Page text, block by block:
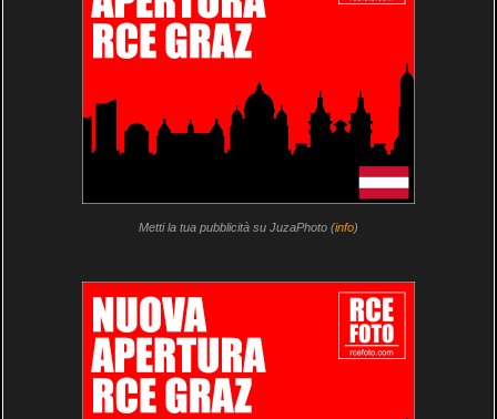
Metti la tua pubblicità su JuzaPhoto (info)